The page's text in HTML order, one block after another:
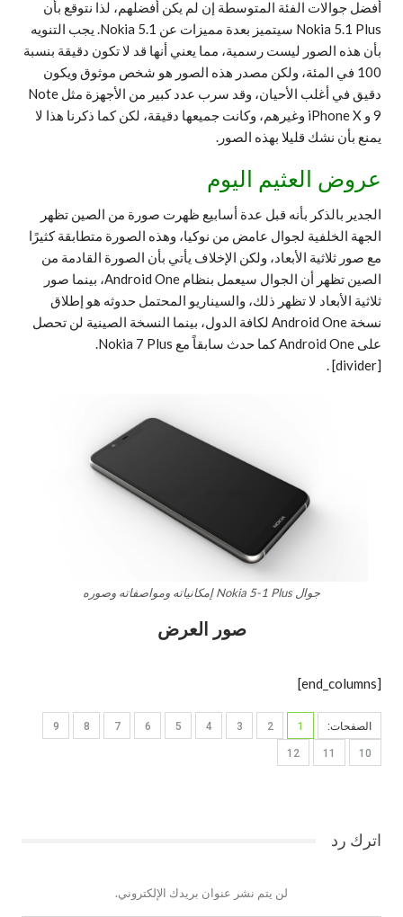
أفضل جوالات الفئة المتوسطة إن لم يكن أفضلهم، لذا نتوقع بأن
Nokia 5.1 Plus سيتميز بعدة مميزات عن Nokia 5.1. يجب التنويه
بأن هذه الصور ليست رسمية، مما يعني أنها قد لا تكون دقيقة بنسبة
100 في المئة، ولكن مصدر هذه الصور هو شخص موثوق ويكون
دقيق في أغلب الأحيان، وقد سرب عدد كبير من الأجهزة مثل Note
9 و iPhone X وغيرهم، وكانت جميعها دقيقة، لكن كما ذكرنا هذا لا
يمنع بأن نشك قليلا بهذه الصور.
عروض العثيم اليوم
الجدير بالذكر بأنه قبل عدة أسابيع ظهرت صورة من الصين تظهر
الجهة الخلفية لجوال عامض من نوكيا، وهذه الصورة متطابقة كثيرًا
مع صور ثلاثية الأبعاد، ولكن الإخلاف يأتي بأن الصورة القادمة من
الصين تظهر أن الجوال سيعمل بنظام Android One، بينما صور
ثلاثية الأبعاد لا تظهر ذلك، والسيناريو المحتمل حدوثه هو إطلاق
نسخة Android One لكافة الدول، بينما النسخة الصينية لن تحصل
على Android One كما حدث سابقاً مع Nokia 7 Plus.
[divider]
.
جوال Nokia 5-1 Plus إمكانياته ومواصفاته وصوره
صور العرض
[end_columns]
الصفحات: 1
2
3
4
5
6
7
8
9
10
11
12
اترك رد
لن يتم نشر عنوان بريدك الإلكتروني.